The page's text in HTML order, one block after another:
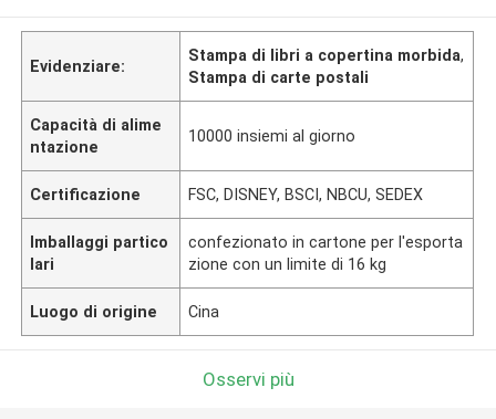
Evidenziare:
Stampa di libri a copertina morbida,
Stampa di carte postali
Capacità di alime
ntazione
10000 insiemi al giorno
Certificazione FSC, DISNEY, BSCI, NBCU, SEDEX
Imballaggi partico
lari
confezionato in cartone per l'esporta
zione con un limite di 16 kg
Luogo di origine Cina
Osservi più